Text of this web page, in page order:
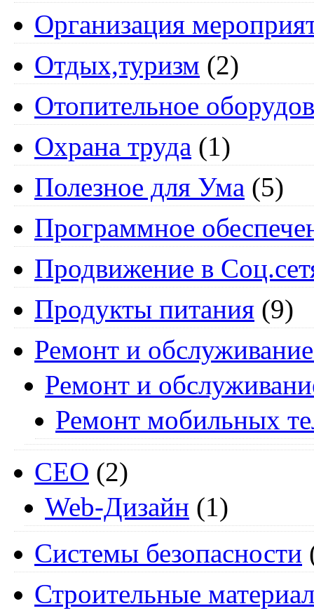
Организация
Отдых,туризм (2)
Отопительное
Охрана труда (1)
Полезное для Ума (5)
Программное
Продвижение в
Продукты питания (9)
Ремонт и
Ремонт и
Ремонт мобильных
СЕО (2)
Web-Дизайн (1)
Системы безопасности
Строительные